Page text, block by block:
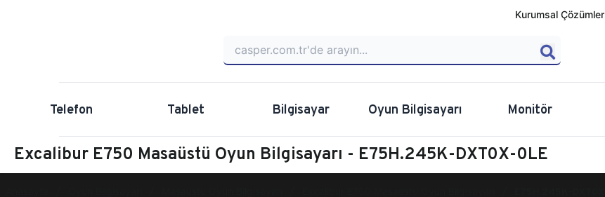
Kurumsal Çözümler
Telefon Tablet Bilgisayar Oyun Bilgisayarı Monitör
Excalibur E750 Masaüstü Oyun Bilgisayarı - E75H.245K-DXT0X-0LE